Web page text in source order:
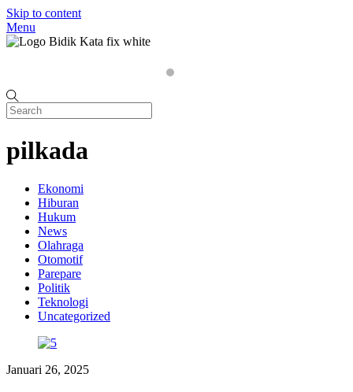
Skip to content
Menu
pilkada
Ekonomi
Hiburan
Hukum
News
Olahraga
Otomotif
Parepare
Politik
Teknologi
Uncategorized
Januari 26, 2025